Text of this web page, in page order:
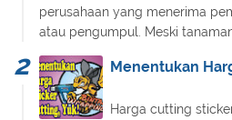
perusahaan yang menerima
atau pengumpul. Meski
Menentukan
Harga cutting